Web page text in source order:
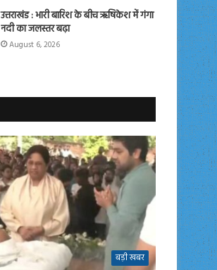
उत्तराखंड : भारी बारिश के बीच ऋषिकेश में गंगा
नदी का जलस्तर बढ़ा
August 6, 2026
बड़ी खबर